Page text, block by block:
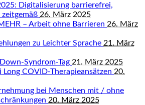
Digitalisierung barrierefrei,
26. März 2025
– Arbeit ohne Barrieren 26. März
zu Leichter Sprache 21. März
Syndrom-Tag 21. März 2025
COVID-Therapieansätzen 20.
bei Menschen mit / ohne
20. März 2025